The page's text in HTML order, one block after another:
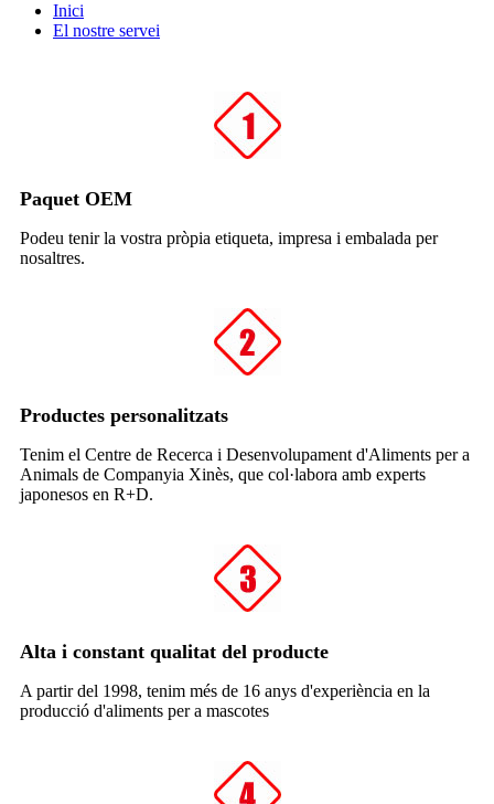
Inici
El nostre servei
Paquet OEM
Podeu tenir la vostra pròpia etiqueta, impresa i embalada per
nosaltres.
Productes personalitzats
Tenim el Centre de Recerca i Desenvolupament d'Aliments per a
Animals de Companyia Xinès, que col·labora amb experts
japonesos en R+D.
Alta i constant qualitat del producte
A partir del 1998, tenim més de 16 anys d'experiència en la
producció d'aliments per a mascotes